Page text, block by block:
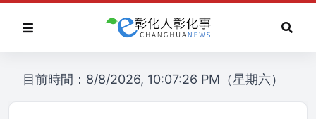
目前時間：8/8/2026, 10:07:26 PM（星期六）